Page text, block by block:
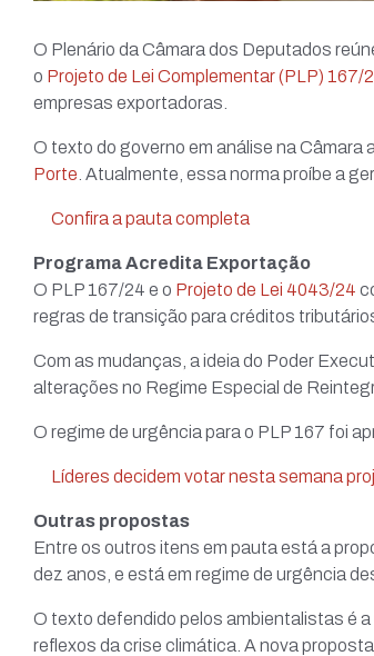
O Plenário da Câmara dos Deputados
o Projeto de Lei Complementar (PLP) 167/
empresas exportadoras.
O texto do governo em análise na Câmara
Porte . Atualmente, essa norma proíbe a
Confira a pauta completa
Programa Acredita Exportação
O PLP 167/24 e o Projeto de Lei 4043/24
regras de transição para créditos
Com as mudanças, a ideia do Poder
alterações no Regime Especial de
O regime de urgência para o PLP 167 foi
Líderes decidem votar nesta semana
Outras propostas
Entre os outros itens em pauta está a
dez anos, e está em regime de urgência
O texto defendido pelos ambientalistas é a
reflexos da crise climática. A nova